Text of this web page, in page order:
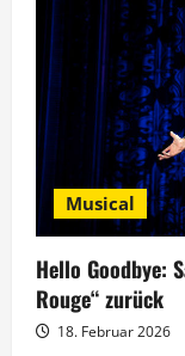
Musical
Hello Goodbye:
Rouge“ zurück
18. Februar 2026